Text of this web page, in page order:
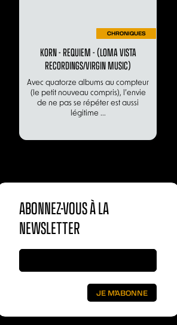
CHRONIQUES
KORN - REQUIEM - (LOMA VISTA
RECORDINGS/VIRGIN MUSIC)
Avec quatorze albums au compteur
(le petit nouveau compris), l’envie
de ne pas se répéter est aussi
légitime ...
ABONNEZ-VOUS À LA
NEWSLETTER